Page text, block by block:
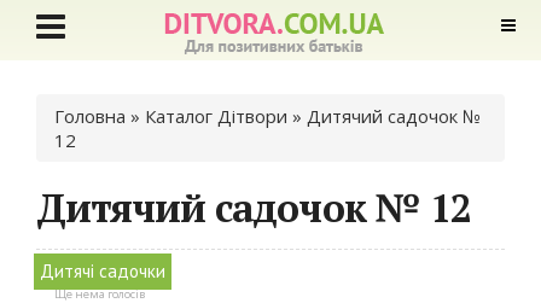
Ви є тут
Головна » Каталог Дітвори » Дитячий садочок №
12
Дитячий садочок № 12
Дитячі садочки
Ще нема голосів